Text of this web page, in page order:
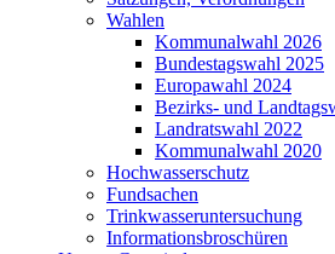
Wahlen
Kommunalwahl 2026
Bundestagswahl 2025
Europawahl 2024
Bezirks- und
Landratswahl 2022
Kommunalwahl 2020
Hochwasserschutz
Fundsachen
Trinkwasseruntersuchung
Informationsbroschüren